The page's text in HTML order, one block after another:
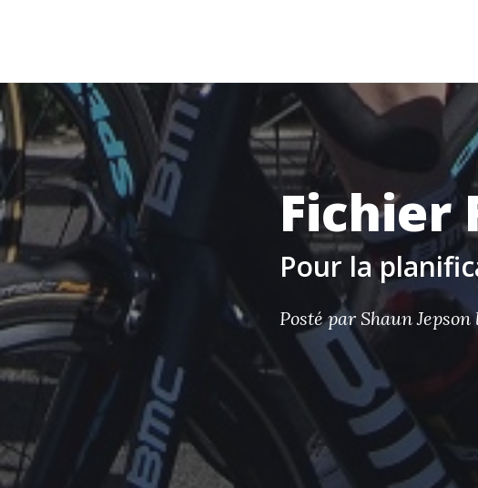
Fichier
Pour la
Posté par Shaun Jepson